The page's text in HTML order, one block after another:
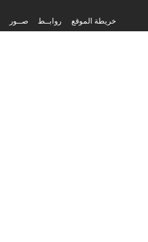
صــور روابــط خريطة الموقع